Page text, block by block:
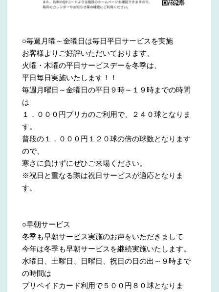
○毎週月曜～金曜日は毎日平日サービスを実施
お客様よりご好評いただいております、
火曜・木曜の平日サービスデーを冬季は、
平日毎日実施いたします！！
毎週月曜日～金曜日の平日９時～１９時までの時間
は
１，０００円プリカのご利用で、２４０球となりま
す。
普段の１，０００円１２０球の倍の球数となります
ので、
寒さに負けずにぜひご来場ください。
※祝日と重なる際は祝日サービスが適応となりま
す。
○早朝サービス
冬季も早朝サービス実施のお声をいただきまして
今年は冬季も早朝サービスを継続実施いたします。
水曜日、土曜日、日曜日、祝日の日の出～９時まで
の時間は
プリペイドカード利用で５００円８０球となりま